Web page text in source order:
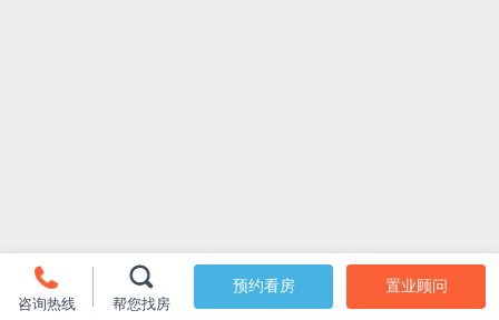
咨询热线 帮您找房
预约看房 置业顾问